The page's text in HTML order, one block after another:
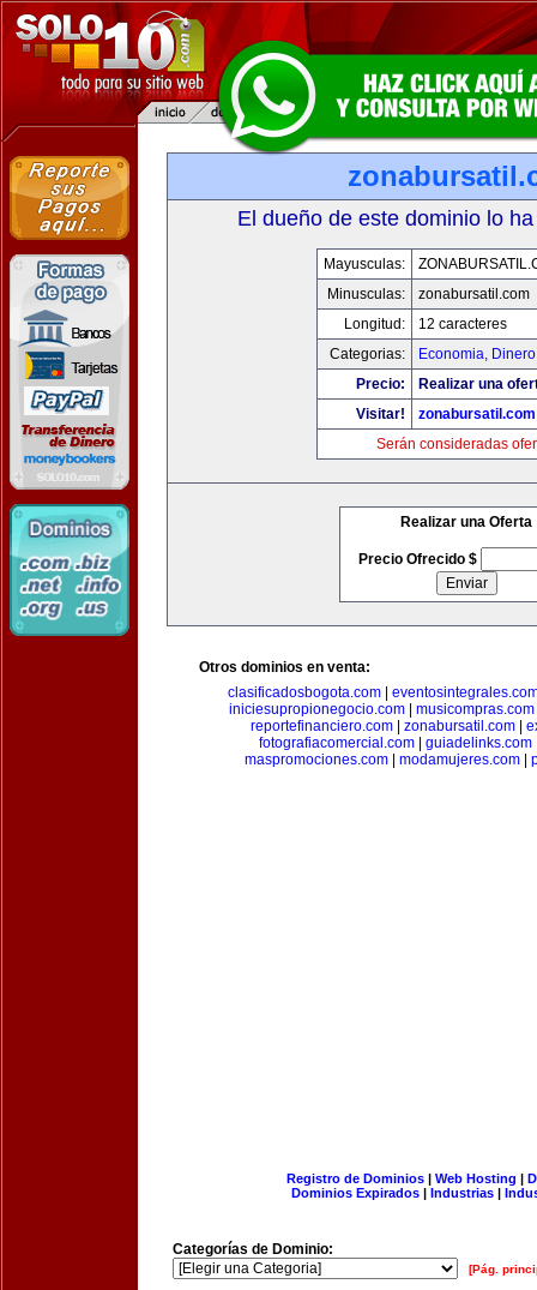
El dueño de este dominio lo
Mayusculas:
Minusculas:
zonabursatil.com
Longitud:
12 caracteres
Categorias:
Economia,
Precio:
Realizar una
Visitar!
zonabursatil.com
Serán consideradas
Realizar una Oferta
Precio Ofrecido $
Otros dominios en venta:
clasificadosbogota.com
iniciesupropionegocio.com
musicompras.com
reportefinanciero.com| zonabursatil.com|
fotografiacomercial.com
guiadelinks.com
maspromociones.com
modamujeres.com
Registro de Dominios| Web Hosting |
Dominios Expirados | Industrias |
Categorías de Dominio:
[Pág.